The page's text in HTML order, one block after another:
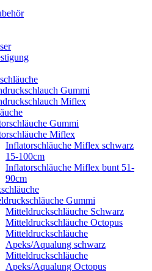
Gummi
Miflex
Gummi
Miflex
Inflatorschläuche Miflex schwarz
15-100cm
Inflatorschläuche Miflex bunt 51-
90cm
Gummi
Mitteldruckschläuche Schwarz
Mitteldruckschläuche Octopus
Mitteldruckschläuche
Apeks/Aqualung schwarz
Mitteldruckschläuche
Apeks/Aqualung Octopus